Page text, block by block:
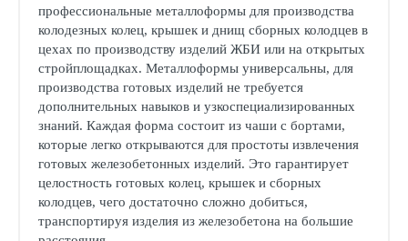
профессиональные металлоформы для производства
колодезных колец, крышек и днищ сборных колодцев в
цехах по производству изделий ЖБИ или на открытых
стройплощадках. Металлоформы универсальны, для
производства готовых изделий не требуется
дополнительных навыков и узкоспециализированных
знаний. Каждая форма состоит из чаши с бортами,
которые легко открываются для простоты извлечения
готовых железобетонных изделий. Это гарантирует
целостность готовых колец, крышек и сборных
колодцев, чего достаточно сложно добиться,
транспортируя изделия из железобетона на большие